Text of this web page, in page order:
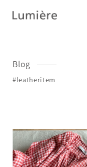
Blog
#leatheritem